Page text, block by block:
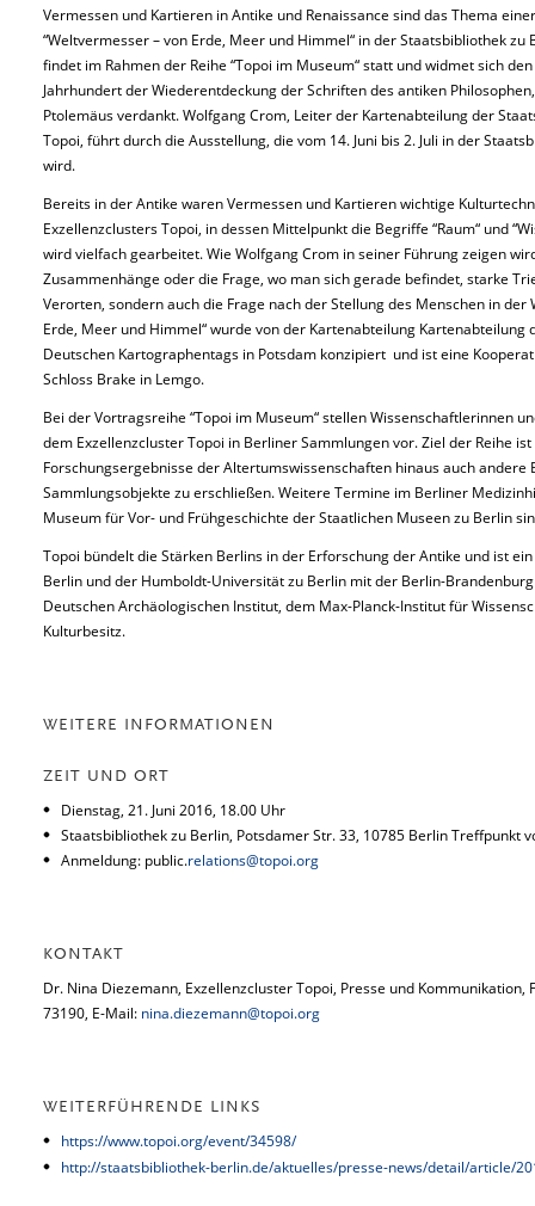
Vermessen und Kartieren in Antike und Renaissance sind das Thema
“Weltvermesser – von Erde, Meer und Himmel“ in der Staatsbibliothek zu
findet im Rahmen der Reihe “Topoi im Museum“ statt und widmet sich
Jahrhundert der Wiederentdeckung der Schriften des antiken
Ptolemäus verdankt. Wolfgang Crom, Leiter der Kartenabteilung der
Topoi, führt durch die Ausstellung, die vom 14. Juni bis 2. Juli in der
wird.
Bereits in der Antike waren Vermessen und Kartieren wichtige
Exzellenzclusters Topoi, in dessen Mittelpunkt die Begriffe “Raum“ und
wird vielfach gearbeitet. Wie Wolfgang Crom in seiner Führung zeigen
Zusammenhänge oder die Frage, wo man sich gerade befindet, starke
Verorten, sondern auch die Frage nach der Stellung des Menschen in der
Erde, Meer und Himmel“ wurde von der Kartenabteilung Kartenabteilung
Deutschen Kartographentags in Potsdam konzipiert und ist eine
Schloss Brake in Lemgo.
Bei der Vortragsreihe “Topoi im Museum“ stellen Wissenschaftlerinnen
dem Exzellenzcluster Topoi in Berliner Sammlungen vor. Ziel der Reihe
Forschungsergebnisse der Altertumswissenschaften hinaus auch
Sammlungsobjekte zu erschließen. Weitere Termine im Berliner
Museum für Vor- und Frühgeschichte der Staatlichen Museen zu Berlin
Topoi bündelt die Stärken Berlins in der Erforschung der Antike und ist
Berlin und der Humboldt-Universität zu Berlin mit der Berlin-
Deutschen Archäologischen Institut, dem Max-Planck-Institut für
Kulturbesitz.
WEITERE INFORMATIONEN
ZEIT UND ORT
Dienstag, 21. Juni 2016, 18.00 Uhr
Staatsbibliothek zu Berlin, Potsdamer Str. 33, 10785 Berlin Treffpunkt
Anmeldung: public.relations@topoi.org
KONTAKT
Dr. Nina Diezemann, Exzellenzcluster Topoi, Presse und
73190, E-Mail: nina.diezemann@topoi.org
WEITERFÜHRENDE LINKS
https://www.topoi.org/event/34598/
http://staatsbibliothek-berlin.de/aktuelles/presse-news/detail/article/